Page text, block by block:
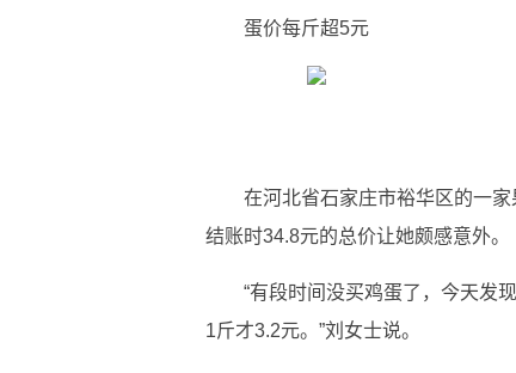
蛋价每斤超5元
在河北省石家庄市裕华区的一
结账时34.8元的总价让她颇感意外。
“有段时间没买鸡蛋了，今天发
1斤才3.2元。”刘女士说。